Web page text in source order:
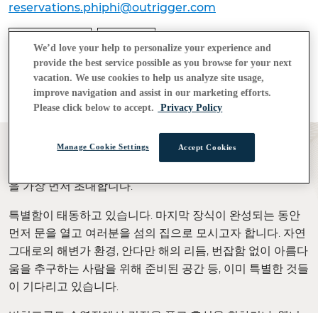
reservations.phiphi@outrigger.com
리조트 지도 교통편
새로운 섬 이야기가 시작됩니다
을 가장 먼저 초대합니다.
특별함이 태동하고 있습니다. 마지막 장식이 완성되는 동안
먼저 문을 열고 여러분을 섬의 집으로 모시고자 합니다. 자연
그대로의 해변가 환경, 안다만 해의 리듬, 번잡함 없이 아름다
움을 추구하는 사람을 위해 준비된 공간 등, 이미 특별한 것들
이 기다리고 있습니다.
We’d love your help to personalize your experience and
provide the best service possible as you browse for your next
vacation. We use cookies to help us analyze site usage,
improve navigation and assist in our marketing efforts.
Please click below to accept.
Privacy Policy
Accept Cookies
Manage Cookie Settings